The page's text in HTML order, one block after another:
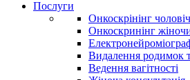
Послуги
Онкоскрінінг
Онкоскринінг
Видалення родимок
Ведення вагітності